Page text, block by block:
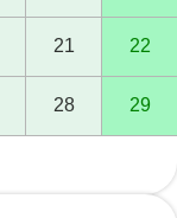
21 22
28 29